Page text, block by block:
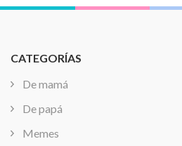
CATEGORÍAS
De mamá
De papá
Memes